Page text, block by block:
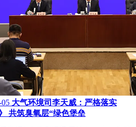
大气环境司李天威：严格落实
共筑臭氧层“绿色堡垒